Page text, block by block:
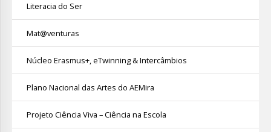
Literacia do Ser
Mat@venturas
Núcleo Erasmus+, eTwinning & Intercâmbios
Plano Nacional das Artes do AEMira
Projeto Ciência Viva – Ciência na Escola